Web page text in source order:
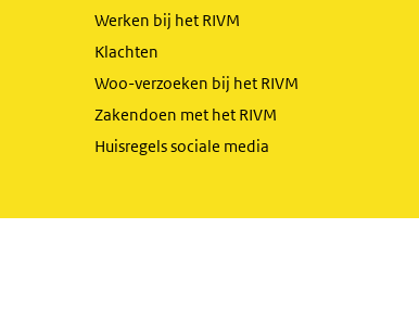
Werken bij het RIVM
Klachten
Woo-verzoeken bij het RIVM
Zakendoen met het RIVM
Huisregels sociale media